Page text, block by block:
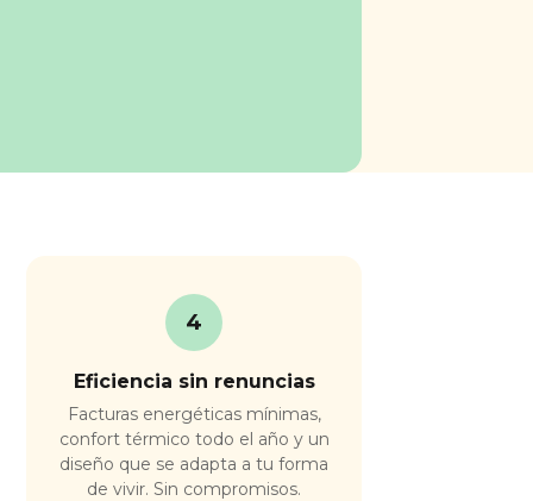
4
Eficiencia sin renuncias
Facturas energéticas mínimas,
confort térmico todo el año y un
diseño que se adapta a tu forma
de vivir. Sin compromisos.